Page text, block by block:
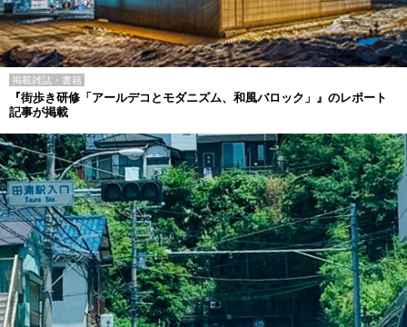
掲載雑誌・書籍
『街歩き研修「アールデコとモダニズム、和風バロック」』のレポート
記事が掲載